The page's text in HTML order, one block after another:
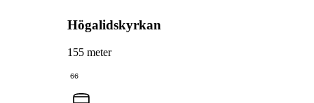
Högalidskyrkan
155 meter
66